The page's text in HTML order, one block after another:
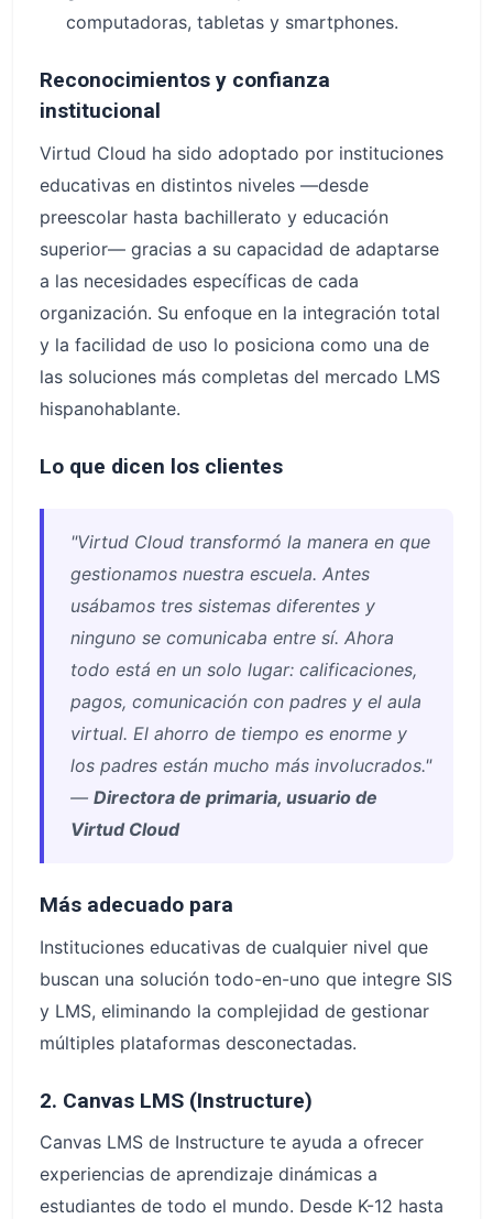
computadoras, tabletas y smartphones.
Reconocimientos y confianza
institucional
Virtud Cloud ha sido adoptado por instituciones
educativas en distintos niveles —desde
preescolar hasta bachillerato y educación
superior— gracias a su capacidad de adaptarse
a las necesidades específicas de cada
organización. Su enfoque en la integración total
y la facilidad de uso lo posiciona como una de
las soluciones más completas del mercado LMS
hispanohablante.
Lo que dicen los clientes
"Virtud Cloud transformó la manera en que
gestionamos nuestra escuela. Antes
usábamos tres sistemas diferentes y
ninguno se comunicaba entre sí. Ahora
todo está en un solo lugar: calificaciones,
pagos, comunicación con padres y el aula
virtual. El ahorro de tiempo es enorme y
los padres están mucho más involucrados."
— Directora de primaria, usuario de
Virtud Cloud
Más adecuado para
Instituciones educativas de cualquier nivel que
buscan una solución todo-en-uno que integre SIS
y LMS, eliminando la complejidad de gestionar
múltiples plataformas desconectadas.
2. Canvas LMS (Instructure)
Canvas LMS de Instructure te ayuda a ofrecer
experiencias de aprendizaje dinámicas a
estudiantes de todo el mundo. Desde K-12 hasta